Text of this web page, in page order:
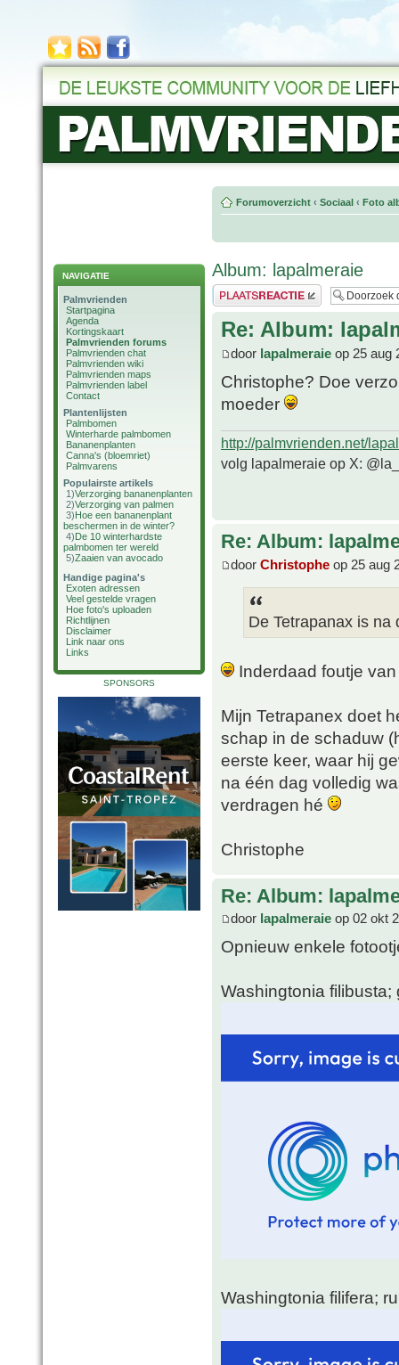
NAVIGATIE
Palmvrienden
Startpagina
Agenda
Kortingskaart
Palmvrienden forums
Palmvrienden chat
Palmvrienden wiki
Palmvrienden maps
Palmvrienden label
Contact
Plantenlijsten
Palmbomen
Winterharde palmbomen
Bananenplanten
Canna's (bloemriet)
Palmvarens
Populairste artikels
1)Verzorging bananenplanten
2)Verzorging van palmen
3)Hoe een bananenplant
beschermen in de winter?
4)De 10 winterhardste
palmbomen ter wereld
5)Zaaien van avocado
Handige pagina's
Exoten adressen
Veel gestelde vragen
Hoe foto's uploaden
Richtlijnen
Disclaimer
Link naar ons
Links
SPONSORS
Forumoverzicht ‹ Sociaal ‹ Foto
Album: lapalmeraie
Plaats een reactie
Re: Album:
door lapalmeraie op 25 aug
Christophe? Doe
moeder
http://palmvrienden.net/
volg lapalmeraie op X:
Re: Album:
door Christophe op 25 aug
De Tetrapanax is
Inderdaad foutje
Mijn Tetrapanex doet
schap in de schaduw
eerste keer, waar hij
na één dag volledig
verdragen hé
Christophe
Re: Album:
door lapalmeraie op 02 okt
Opnieuw enkele
Washingtonia
Washingtonia filifera;